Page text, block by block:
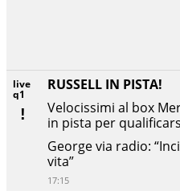
live
q1
RUSSELL IN PISTA!
Velocissimi al box
in pista per
George via radio:
vita”
17:15